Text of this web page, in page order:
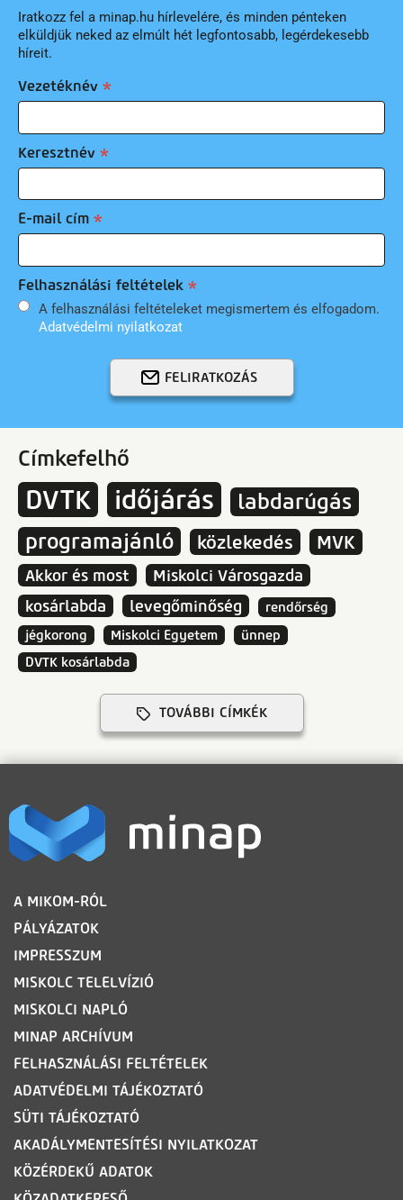
Iratkozz fel a minap.hu hírlevelére, és minden pénteken
elküldjük neked az elmúlt hét legfontosabb, legérdekesebb
híreit.
Vezetéknév
Keresztnév
E-mail cím
Felhasználási feltételek
A felhasználási feltételeket megismertem és elfogadom.
Adatvédelmi nyilatkozat
FELIRATKOZÁS
Címkefelhő
DVTK időjárás
labdarúgás
programajánló
közlekedés MVK
Akkor és most
Miskolci Városgazda
kosárlabda
levegőminőség
rendőrség
jégkorong
Miskolci Egyetem
ünnep
DVTK kosárlabda
TOVÁBBI CÍMKÉK
LÁBLÉC
A MIKOM-RÓL
PÁLYÁZATOK
IMPRESSZUM
MISKOLC TELELVÍZIÓ
MISKOLCI NAPLÓ
MINAP ARCHÍVUM
FELHASZNÁLÁSI FELTÉTELEK
ADATVÉDELMI TÁJÉKOZTATÓ
SÜTI TÁJÉKOZTATÓ
AKADÁLYMENTESÍTÉSI NYILATKOZAT
KÖZÉRDEKŰ ADATOK